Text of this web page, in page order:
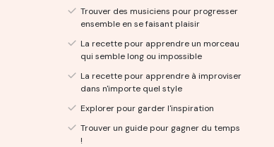
Trouver des musiciens pour progresser
ensemble en se faisant plaisir
La recette pour apprendre un morceau
qui semble long ou impossible
La recette pour apprendre à improviser
dans n'importe quel style
Explorer pour garder l'inspiration
Trouver un guide pour gagner du temps
!